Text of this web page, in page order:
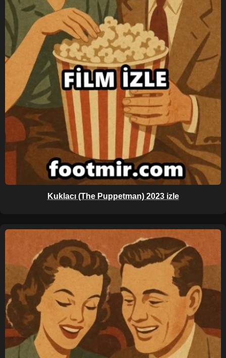
Kuklacı (The Puppetman) 2023 izle